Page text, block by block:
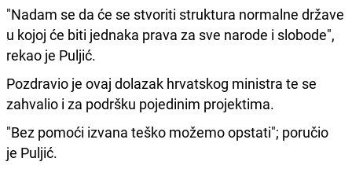
"Nadam se da će se stvoriti struktura normalne države
u kojoj će biti jednaka prava za sve narode i slobode",
rekao je Puljić.
Pozdravio je ovaj dolazak hrvatskog ministra te se
zahvalio i za podršku pojedinim projektima.
"Bez pomoći izvana teško možemo opstati"; poručio
je Puljić.